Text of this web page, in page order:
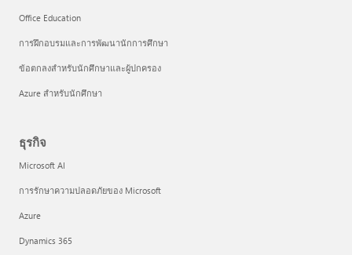
Office Education
การฝึกอบรมและการพัฒนานักการศึกษา
ข้อตกลงสำหรับนักศึกษาและผู้ปกครอง
Azure สำหรับนักศึกษา
ธุรกิจ
Microsoft AI
การรักษาความปลอดภัยของ Microsoft
Azure
Dynamics 365